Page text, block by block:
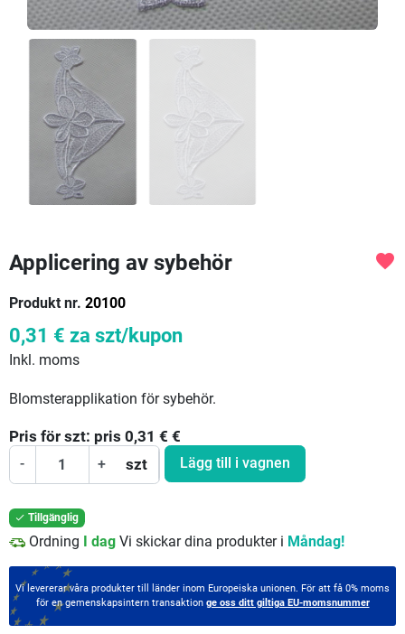
Applicering av sybehör
Produkt nr. 20100
favorite
0,31 € za szt/kupon
Inkl. moms
Blomsterapplikation för sybehör.
Pris för szt: pris 0,31 € €
- + szt Lägg till i vagnen
 Tillgänglig
Ordning I dag Vi skickar dina produkter i Måndag!
Vi levererar våra produkter till länder inom Europeiska unionen. För att få 0% moms
för en gemenskapsintern transaktion ge oss ditt giltiga EU-momsnummer